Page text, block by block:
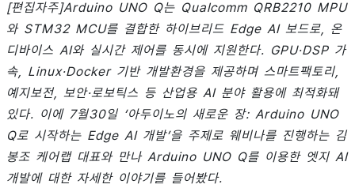
[편집자주]Arduino UNO Q는 Qualcomm QRB2210 MPU
와 STM32 MCU를 결합한 하이브리드 Edge AI 보드로, 온
디바이스 AI와 실시간 제어를 동시에 지원한다. GPU·DSP 가
속, Linux·Docker 기반 개발환경을 제공하며 스마트팩토리,
예지보전, 보안·로보틱스 등 산업용 AI 분야 활용에 최적화돼
있다. 이에 7월30일 ‘아두이노의 새로운 장: Arduino UNO
Q로 시작하는 Edge AI 개발’을 주제로 웨비나를 진행하는 김
봉조 케어랩 대표와 만나 Arduino UNO Q를 이용한 엣지 AI
개발에 대한 자세한 이야기를 들어봤다.